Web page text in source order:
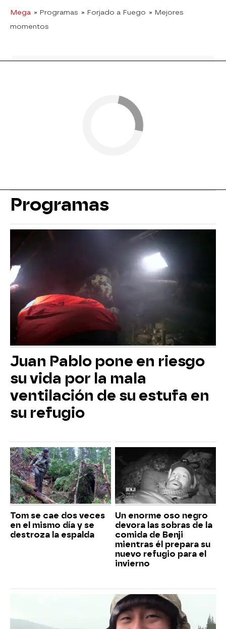
Mega » Programas » Forjado a Fuego » Mejores
momentos
Programas
Juan Pablo pone en riesgo
su vida por la mala
ventilación de su estufa en
su refugio
Tom se cae dos veces
en el mismo día y se
destroza la espalda
Un enorme oso negro
devora las sobras de la
comida de Benji
mientras él prepara su
nuevo refugio para el
invierno